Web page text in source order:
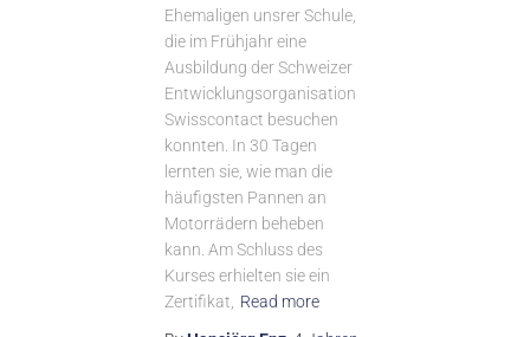
Ehemaligen unsrer Schule,
die im Frühjahr eine
Ausbildung der Schweizer
Entwicklungsorganisation
Swisscontact besuchen
konnten. In 30 Tagen
lernten sie, wie man die
häufigsten Pannen an
Motorrädern beheben
kann. Am Schluss des
Kurses erhielten sie ein
Zertifikat,
Read more